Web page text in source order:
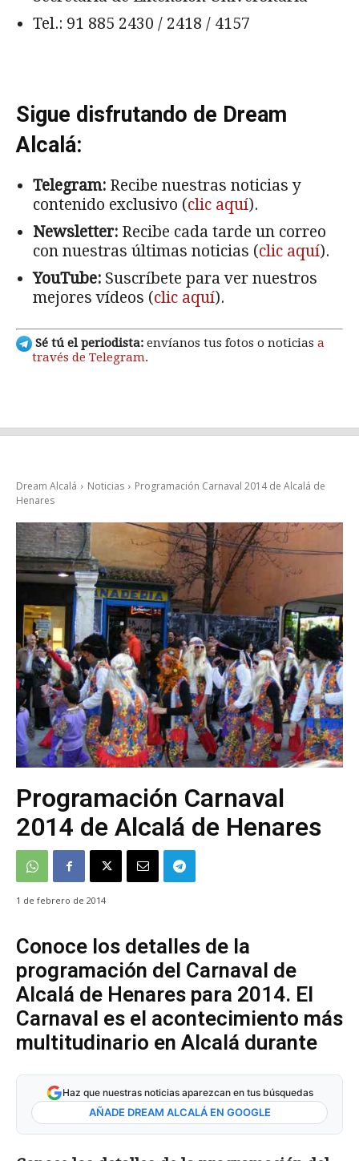
Tel.: 91 885 2430 / 2418 / 4157
Sigue disfrutando de Dream
Alcalá:
Telegram: Recibe nuestras noticias y
contenido exclusivo (clic aquí).
Newsletter: Recibe cada tarde un correo
con nuestras últimas noticias (clic aquí).
YouTube: Suscríbete para ver nuestros
mejores vídeos (clic aquí).
Sé tú el periodista: envíanos tus fotos o noticias a
través de Telegram.